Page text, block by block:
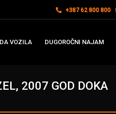
+387 62 800 800
VOZILA DUGOROČNI NAJAM
2007 GOD DOKA